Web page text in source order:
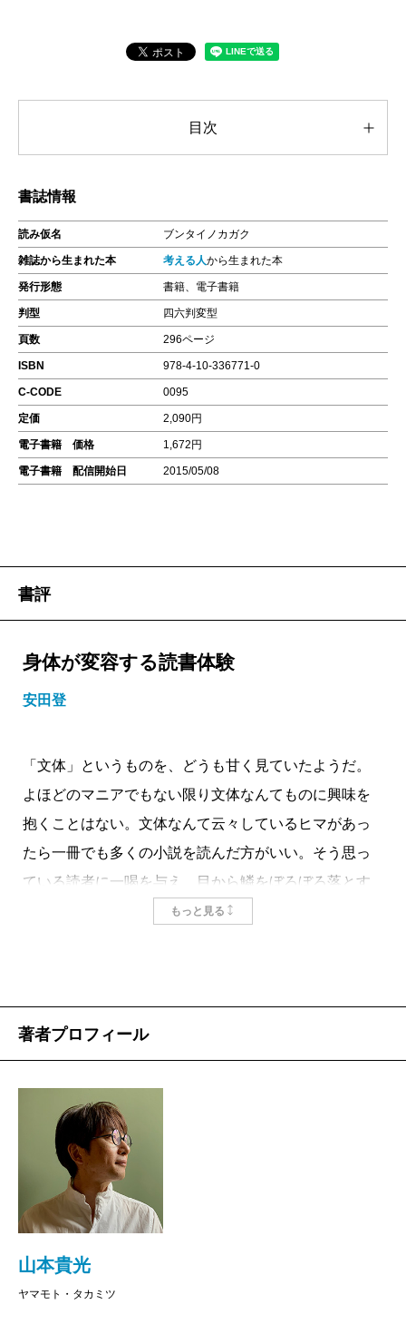
目次
書誌情報
読み仮名 ブンタイノカガク
雑誌から生まれた本 考える人から生まれた本
発行形態 書籍、電子書籍
判型 四六判変型
頁数 296ページ
ISBN 978-4-10-336771-0
C-CODE 0095
定価 2,090円
電子書籍 価格 1,672円
電子書籍 配信開始日 2015/05/08
書評
身体が変容する読書体験
安田登
「文体」というものを、どうも甘く見ていたようだ。
よほどのマニアでもない限り文体なんてものに興味を
抱くことはない。文体なんて云々しているヒマがあっ
たら一冊でも多くの小説を読んだ方がいい。そう思っ
ている読者に一喝を与え、目から鱗をぼろぼろ落とす
なぁ」と思っている人が読むとこの上なく楽しいし、
のだ。ちょっとびっくりだ。
いや、いや。プラクティカルどころか本書を読んだ
あとでは世界の見方や、あるいは生き方までも変わっ
てしまう人もいるだろう。これ、大げさではなくて本
当なんです。
「私たちは命を削って文章を読み書きしている」と著
者は書く。有限な、そして貴重な人生の時間の一部を
削って、私たちは文章を書き、そして読んでいるの
もっと見る
著者プロフィール
山本貴光
ヤマモト・タカミツ